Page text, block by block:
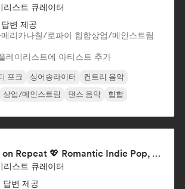
리스트 큐레이터
변 제공
메리카나칠/로파이 힙합상업/메인스트림
레이리스트에 아티스트 추가
포크 싱어송라이터
컨트리 음악
상업/메인스트림 댄스 음악 힙합
Love on Repeat 💖 Romantic Indie Pop, Neo Soul & Singer-Songwriter
리스트 큐레이터
변 제공